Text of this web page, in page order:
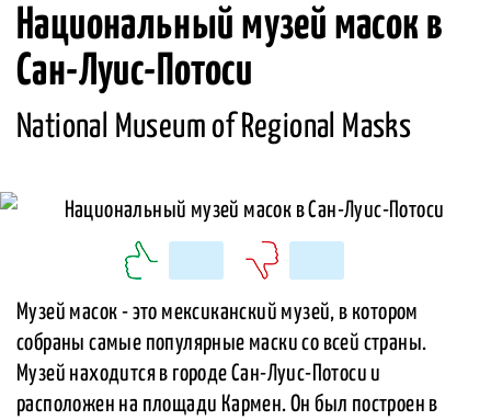
Национальный музей масок в
Сан-Луис-Потоси
National Museum of Regional Masks
Музей масок - это мексиканский музей, в котором
собраны самые популярные маски со всей страны.
Музей находится в городе Сан-Луис-Потоси и
расположен на площади Кармен. Он был построен в